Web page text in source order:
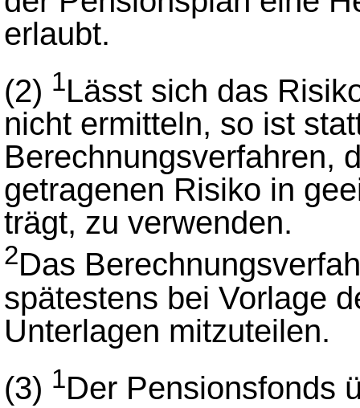
erlaubt.
(2) 1Lässt sich das
nicht ermitteln, so ist
Berechnungsverfahren,
getragenen Risiko in
trägt, zu verwenden.
2Das
spätestens bei Vorlage
Unterlagen mitzuteilen.
(3) 1Der Pensionsfonds